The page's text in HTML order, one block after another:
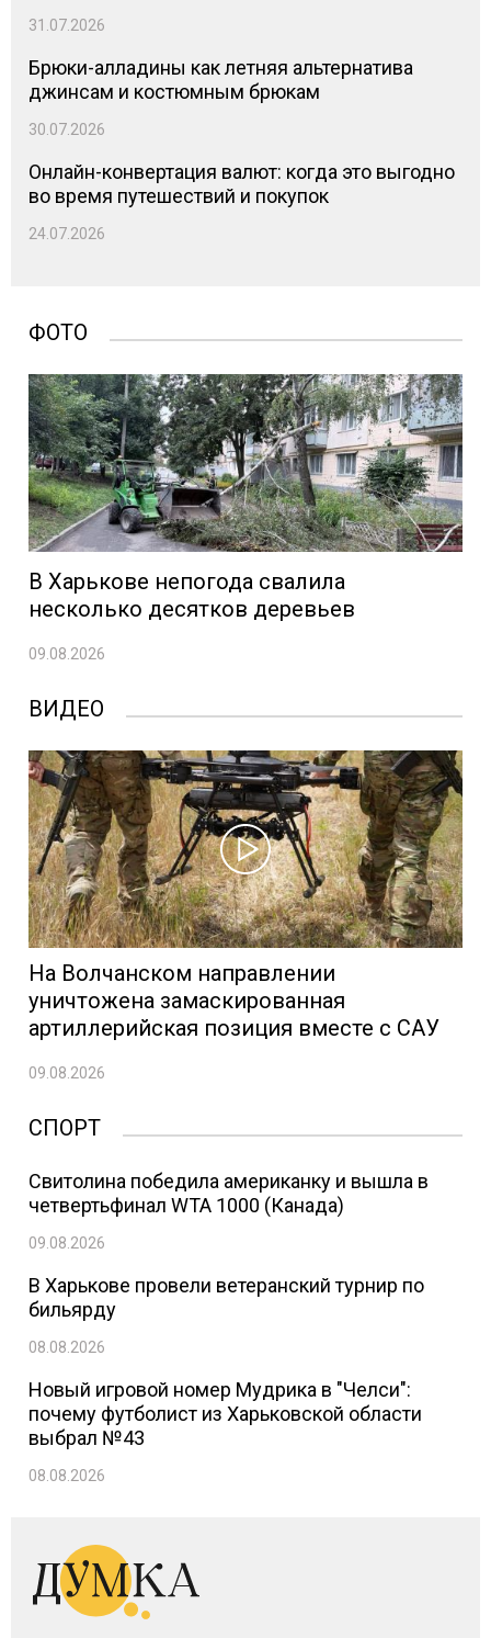
31.07.2026
Брюки-алладины как летняя альтернатива
джинсам и костюмным брюкам
30.07.2026
Онлайн-конвертация валют: когда это выгодно
во время путешествий и покупок
24.07.2026
ФОТО
В Харькове непогода свалила
несколько десятков деревьев
09.08.2026
ВИДЕО
На Волчанском направлении
уничтожена замаскированная
артиллерийская позиция вместе с САУ
09.08.2026
СПОРТ
Свитолина победила американку и вышла в
четвертьфинал WTA 1000 (Канада)
09.08.2026
В Харькове провели ветеранский турнир по
бильярду
08.08.2026
Новый игровой номер Мудрика в "Челси":
почему футболист из Харьковской области
выбрал №43
08.08.2026